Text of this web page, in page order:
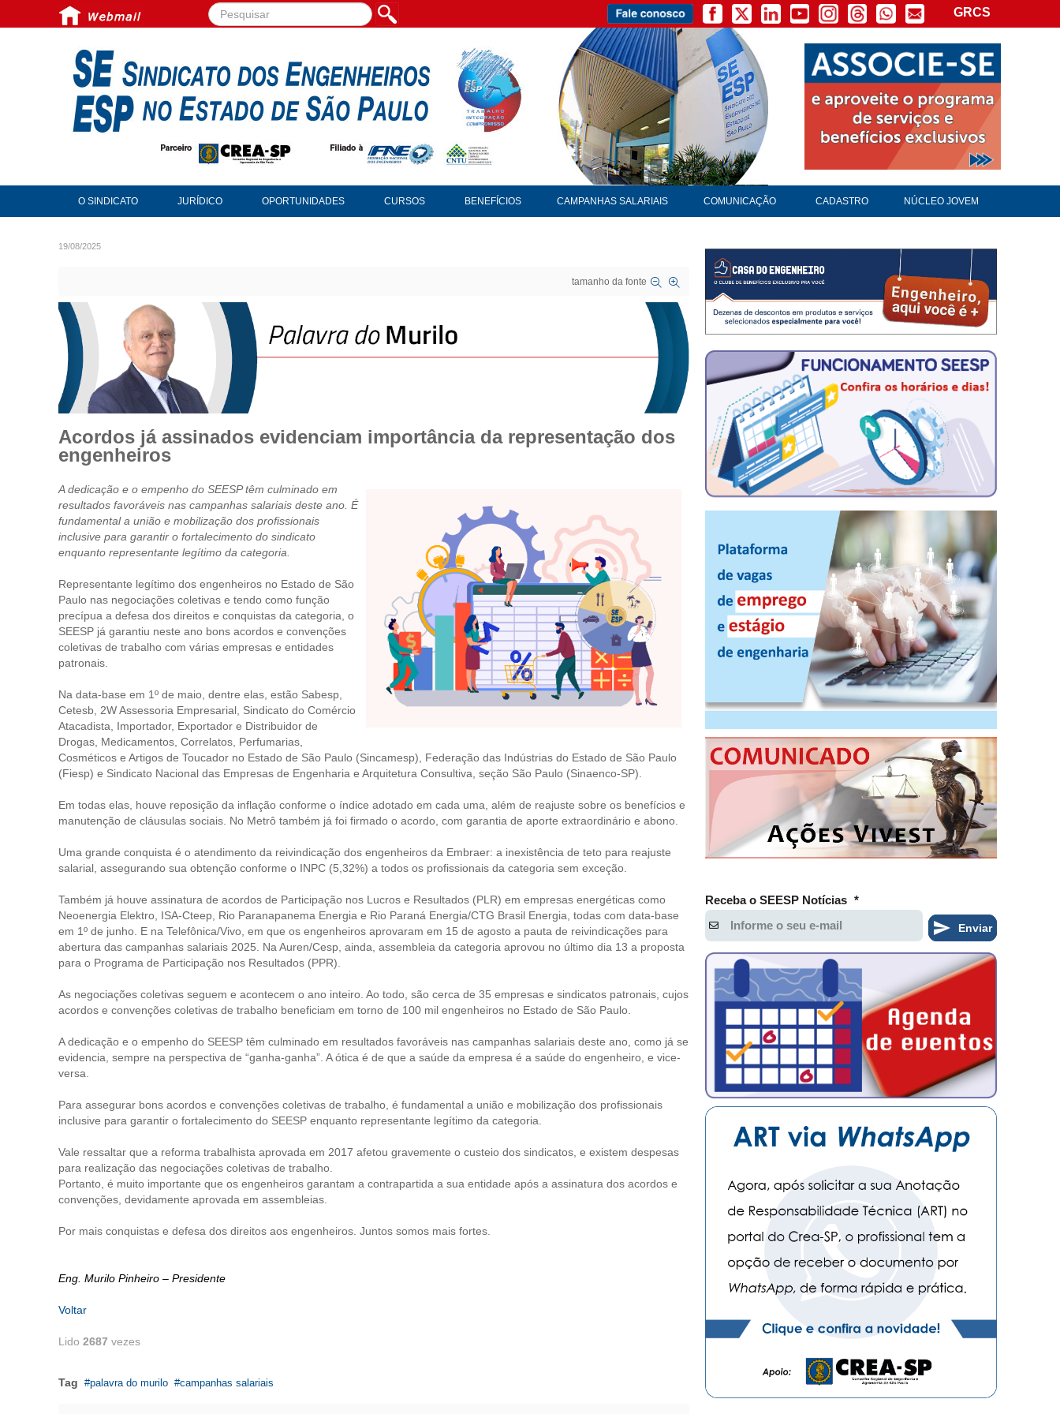
Pesquisar... GRCS
O SINDICATO JURÍDICO OPORTUNIDADES CURSOS BENEFÍCIOS CAMPANHAS SALARIAIS COMUNICAÇÃO CADASTRO NÚCLEO JOVEM
19/08/2025
tamanho da fonte
Acordos já assinados evidenciam importância da representação dos
engenheiros
A dedicação e o empenho do SEESP têm culminado em
resultados favoráveis nas campanhas salariais deste ano. É
fundamental a união e mobilização dos profissionais
inclusive para garantir o fortalecimento do sindicato
enquanto representante legítimo da categoria.
Representante legítimo dos engenheiros no Estado de São
Paulo nas negociações coletivas e tendo como função
precípua a defesa dos direitos e conquistas da categoria, o
SEESP já garantiu neste ano bons acordos e convenções
coletivas de trabalho com várias empresas e entidades
patronais.
Na data-base em 1º de maio, dentre elas, estão Sabesp,
Cetesb, 2W Assessoria Empresarial, Sindicato do Comércio
Atacadista, Importador, Exportador e Distribuidor de
Drogas, Medicamentos, Correlatos, Perfumarias,
Cosméticos e Artigos de Toucador no Estado de São Paulo (Sincamesp), Federação das Indústrias do Estado de São Paulo
(Fiesp) e Sindicato Nacional das Empresas de Engenharia e Arquitetura Consultiva, seção São Paulo (Sinaenco-SP).
Em todas elas, houve reposição da inflação conforme o índice adotado em cada uma, além de reajuste sobre os benefícios e
manutenção de cláusulas sociais. No Metrô também já foi firmado o acordo, com garantia de aporte extraordinário e abono.
Uma grande conquista é o atendimento da reivindicação dos engenheiros da Embraer: a inexistência de teto para reajuste
salarial, assegurando sua obtenção conforme o INPC (5,32%) a todos os profissionais da categoria sem exceção.
Também já houve assinatura de acordos de Participação nos Lucros e Resultados (PLR) em empresas energéticas como
Neoenergia Elektro, ISA-Cteep, Rio Paranapanema Energia e Rio Paraná Energia/CTG Brasil Energia, todas com data-base
em 1º de junho. E na Telefônica/Vivo, em que os engenheiros aprovaram em 15 de agosto a pauta de reivindicações para
abertura das campanhas salariais 2025. Na Auren/Cesp, ainda, assembleia da categoria aprovou no último dia 13 a proposta
para o Programa de Participação nos Resultados (PPR).
As negociações coletivas seguem e acontecem o ano inteiro. Ao todo, são cerca de 35 empresas e sindicatos patronais, cujos
acordos e convenções coletivas de trabalho beneficiam em torno de 100 mil engenheiros no Estado de São Paulo.
A dedicação e o empenho do SEESP têm culminado em resultados favoráveis nas campanhas salariais deste ano, como já se
evidencia, sempre na perspectiva de “ganha-ganha”. A ótica é de que a saúde da empresa é a saúde do engenheiro, e vice-
versa.
Para assegurar bons acordos e convenções coletivas de trabalho, é fundamental a união e mobilização dos profissionais
inclusive para garantir o fortalecimento do SEESP enquanto representante legítimo da categoria.
Vale ressaltar que a reforma trabalhista aprovada em 2017 afetou gravemente o custeio dos sindicatos, e existem despesas
para realização das negociações coletivas de trabalho.
Portanto, é muito importante que os engenheiros garantam a contrapartida a sua entidade após a assinatura dos acordos e
convenções, devidamente aprovada em assembleias.
Por mais conquistas e defesa dos direitos aos engenheiros. Juntos somos mais fortes.
Eng. Murilo Pinheiro – Presidente
Voltar
Lido 2687 vezes
Tag palavra do murilo campanhas salariais
Receba o SEESP Notícias *
Enviar